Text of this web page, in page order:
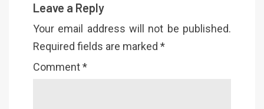
Leave a Reply
Your email address will not be published.
Required fields are marked *
Comment*